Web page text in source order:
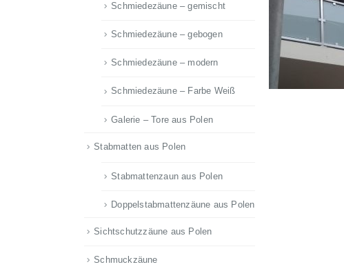
Schmiedezäune – gemischt
Schmiedezäune – gebogen
Schmiedezäune – modern
Schmiedezäune – Farbe Weiß
Galerie – Tore aus Polen
Stabmatten aus Polen
Stabmattenzaun aus Polen
Doppelstabmattenzäune aus Polen
Sichtschutzzäune aus Polen
Schmuckzäune